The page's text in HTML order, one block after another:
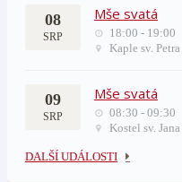
08
SRP
Mše svatá
18:00 - 19:00
Kaple sv.
09
SRP
Mše svatá
08:30 - 09:30
Kostel sv.
DALŠÍ UDÁLOSTI